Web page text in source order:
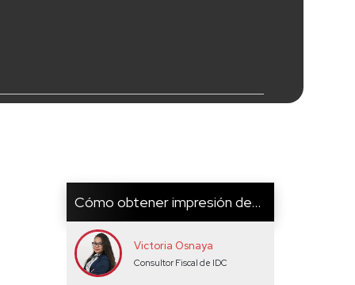
Cómo obtener impresión de...
Victoria Osnaya
Consultor Fiscal de IDC